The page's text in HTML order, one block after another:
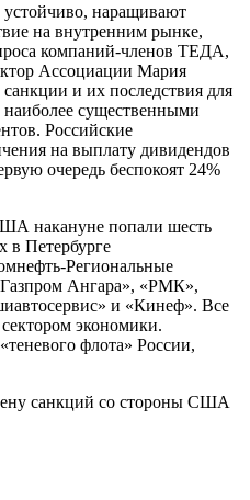
наращивают
на внутренним рынке,
компаний-членов ТЕДА,
Ассоциации Мария
и их последствия для
наиболее существенными
Российские
на выплату дивидендов
очередь беспокоят 24%
накануне попали шесть
в Петербурге
Региональные
Ангара», «РМК»,
и «Кинеф». Все
экономики.
флота» России,
санкций со стороны США